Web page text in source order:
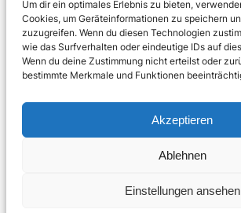
Um dir ein optimales Erlebnis zu bieten,
Cookies, um Geräteinformationen zu speichern
zuzugreifen. Wenn du diesen Technologien
wie das Surfverhalten oder eindeutige IDs auf
Wenn du deine Zustimmung nicht erteilst oder
bestimmte Merkmale und Funktionen
Akzeptieren
Ablehnen
Einstellungen ansehen
Julian Kusenberg
Microsoft Purview, Compliance,
Management, Data Security und AI
Impressum & Haftungsausschluss |